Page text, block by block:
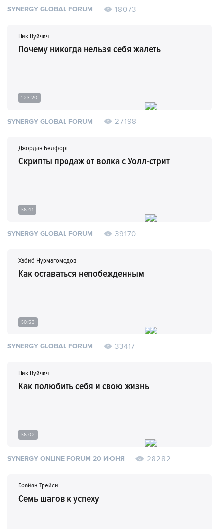
SYNERGY GLOBAL FORUM 18073
Ник Вуйчич
Почему никогда нельзя себя жалеть
1:23:20
SYNERGY GLOBAL FORUM 27198
Джордан Белфорт
Скрипты продаж от волка с Уолл-стрит
56:41
SYNERGY GLOBAL FORUM 39170
Хабиб Нурмагомедов
Как оставаться непобежденным
50:53
SYNERGY GLOBAL FORUM 33417
Ник Вуйчич
Как полюбить себя и свою жизнь
56:02
SYNERGY ONLINE FORUM 20 ИЮНЯ 28282
Брайан Трейси
Семь шагов к успеху